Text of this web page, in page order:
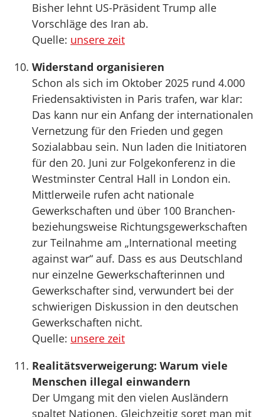
Bisher lehnt US-Präsident Trump alle
Vorschläge des Iran ab.
Quelle: unsere zeit
Widerstand organisieren
Schon als sich im Oktober 2025 rund 4.000
Friedensaktivisten in Paris trafen, war klar:
Das kann nur ein Anfang der internationalen
Vernetzung für den Frieden und gegen
Sozialabbau sein. Nun laden die Initiatoren
für den 20. Juni zur Folgekonferenz in die
Westminster Central Hall in London ein.
Mittlerweile rufen acht nationale
Gewerkschaften und über 100 Branchen-
beziehungsweise Richtungsgewerkschaften
zur Teilnahme am „International meeting
against war“ auf. Dass es aus Deutschland
nur einzelne Gewerkschafterinnen und
Gewerkschafter sind, verwundert bei der
schwierigen Diskussion in den deutschen
Gewerkschaften nicht.
Quelle: unsere zeit
Realitätsverweigerung: Warum viele
Menschen illegal einwandern
Der Umgang mit den vielen Ausländern
spaltet Nationen. Gleichzeitig sorgt man mit